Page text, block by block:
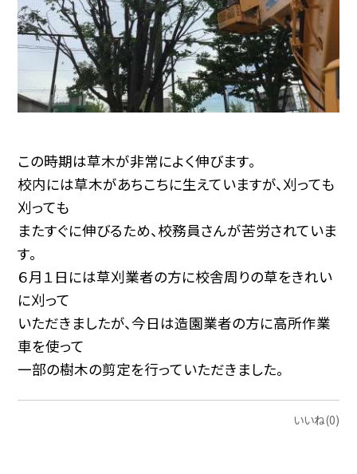
この時期は草木が非常によく伸びます。
校内には草木があちこちに生えていますが、刈っても
刈っても
またすぐに伸びるため、校務員さんが苦労されていま
す。
６月１日には草刈業者の方に校舎周りの草をきれい
に刈って
いただきましたが、今日は造園業者の方に高所作業
車を使って
一部の樹木の剪定を行っていただきました。
いいね(0)